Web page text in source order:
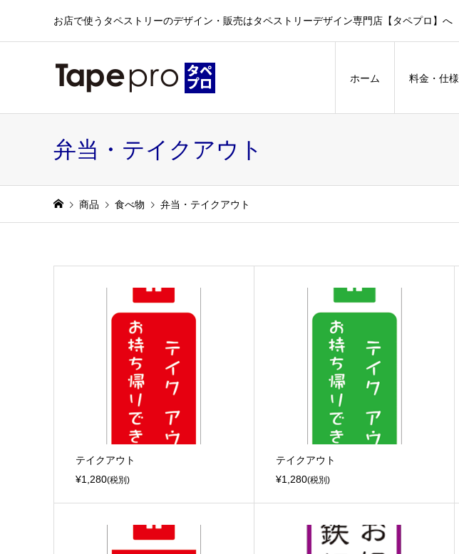
お店で使うタペストリーのデザイン・販売はタペストリーデザイン専門店【タペプロ】へ
ホーム 料金・仕様
弁当・テイクアウト
商品 食べ物 弁当・テイクアウト
テイクアウト
¥1,280(税別)
テイクアウト
¥1,280(税別)